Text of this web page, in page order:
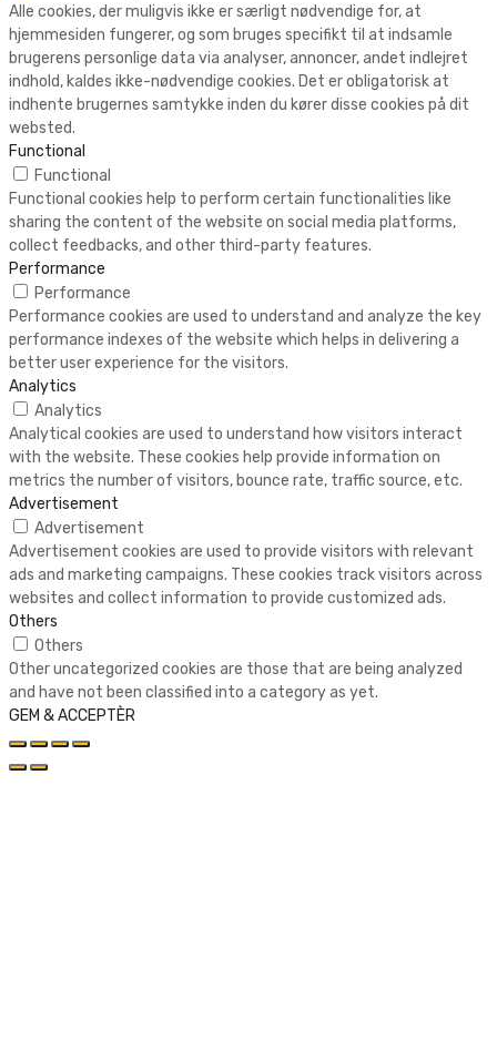
Alle cookies, der muligvis ikke er særligt nødvendige for, at
hjemmesiden fungerer, og som bruges specifikt til at indsamle
brugerens personlige data via analyser, annoncer, andet indlejret
indhold, kaldes ikke-nødvendige cookies. Det er obligatorisk at
indhente brugernes samtykke inden du kører disse cookies på dit
websted.
Functional
Functional
Functional cookies help to perform certain functionalities like
sharing the content of the website on social media platforms,
collect feedbacks, and other third-party features.
Performance
Performance
Performance cookies are used to understand and analyze the key
performance indexes of the website which helps in delivering a
better user experience for the visitors.
Analytics
Analytics
Analytical cookies are used to understand how visitors interact
with the website. These cookies help provide information on
metrics the number of visitors, bounce rate, traffic source, etc.
Advertisement
Advertisement
Advertisement cookies are used to provide visitors with relevant
ads and marketing campaigns. These cookies track visitors across
websites and collect information to provide customized ads.
Others
Others
Other uncategorized cookies are those that are being analyzed
and have not been classified into a category as yet.
GEM & ACCEPTÈR